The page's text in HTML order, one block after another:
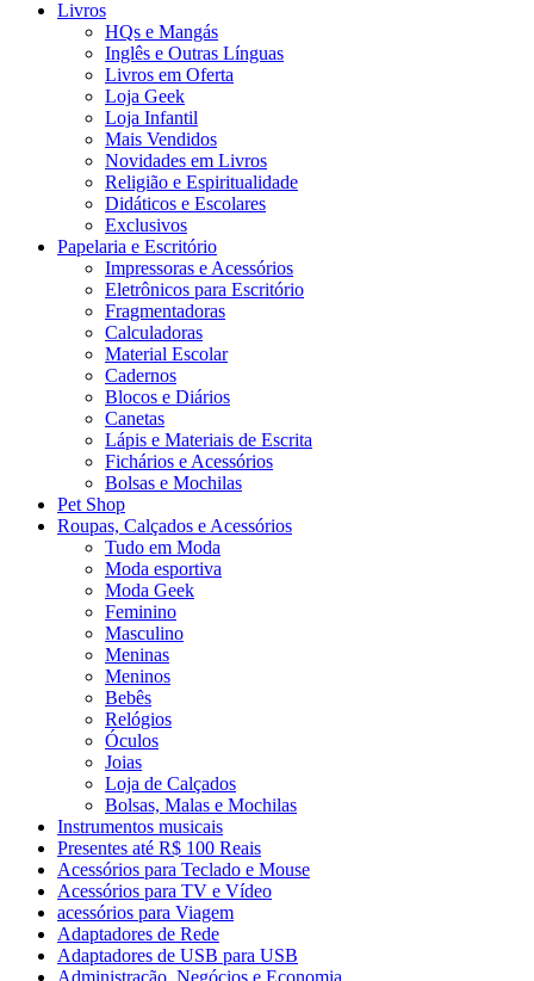
Livros
HQs e Mangás
Inglês e Outras Línguas
Livros em Oferta
Loja Geek
Loja Infantil
Mais Vendidos
Novidades em Livros
Religião e Espiritualidade
Didáticos e Escolares
Exclusivos
Papelaria e Escritório
Impressoras e Acessórios
Eletrônicos para Escritório
Fragmentadoras
Calculadoras
Material Escolar
Cadernos
Blocos e Diários
Canetas
Lápis e Materiais de Escrita
Fichários e Acessórios
Bolsas e Mochilas
Pet Shop
Roupas, Calçados e Acessórios
Tudo em Moda
Moda esportiva
Moda Geek
Feminino
Masculino
Meninas
Meninos
Bebês
Relógios
Óculos
Joias
Loja de Calçados
Bolsas, Malas e Mochilas
Instrumentos musicais
Presentes até R$ 100 Reais
Acessórios para Teclado e Mouse
Acessórios para TV e Vídeo
acessórios para Viagem
Adaptadores de Rede
Adaptadores de USB para USB